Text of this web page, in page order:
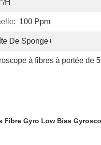
h
100 Ppm
De Sponge+
à fibres à portée de
Fibre Gyro Low Bias